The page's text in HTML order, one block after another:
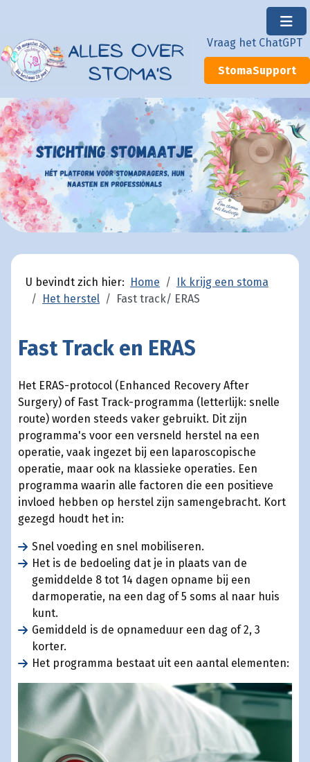
Vraag het ChatGPT
StomaSupport
U bevindt zich hier: Home
Ik krijg een stoma
Het herstel
Fast track/ ERAS
Fast Track en ERAS
Het ERAS-protocol (Enhanced Recovery After
Surgery) of Fast Track-programma (letterlijk: snelle
route) worden steeds vaker gebruikt. Dit zijn
programma's voor een versneld herstel na een
operatie, vaak ingezet bij een laparoscopische
operatie, maar ook na klassieke operaties. Een
programma waarin alle factoren die een positieve
invloed hebben op herstel zijn samengebracht. Kort
gezegd houdt het in:
Snel voeding en snel mobiliseren.
Het is de bedoeling dat je in plaats van de
gemiddelde 8 tot 14 dagen opname bij een
darmoperatie, na een dag of 5 soms al naar huis
kunt.
Gemiddeld is de opnameduur een dag of 2, 3
korter.
Het programma bestaat uit een aantal elementen:
×